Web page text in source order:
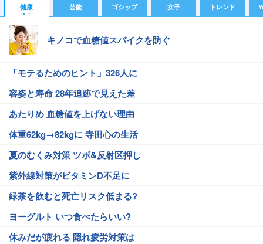
健康 芸能 ゴシップ 女子 トレンド
キノコで血糖値スパイクを防ぐ
「モテるためのヒント」326人に
容姿と寿命 28年追跡で見えた差
あたりめ 血糖値を上げない理由
体重62kg→82kgに 寺田心の生活
夏のむくみ対策 ツボ&反射区押し
紫外線対策がビタミンD不足に
緑茶を飲むと死亡リスク低まる?
ヨーグルト いつ食べたらいい?
休みだが疲れる 隠れ疲労対策は